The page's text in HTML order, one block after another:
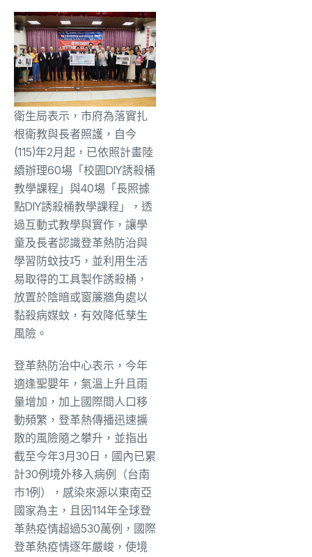
衛生局表示，市府為落實扎
根衛教與長者照護，自今
(115)年2月起，已依照計畫陸
續辦理60場「校園DIY誘殺桶
教學課程」與40場「長照據
點DIY誘殺桶教學課程」，透
過互動式教學與實作，讓學
童及長者認識登革熱防治與
學習防蚊技巧，並利用生活
易取得的工具製作誘殺桶，
放置於陰暗或窗簾牆角處以
黏殺病媒蚊，有效降低孳生
風險。
登革熱防治中心表示，今年
適逢聖嬰年，氣溫上升且雨
量增加，加上國際間人口移
動頻繁，登革熱傳播迅速擴
散的風險隨之攀升，並指出
截至今年3月30日，國內已累
計30例境外移入病例（台南
市1例），感染來源以東南亞
國家為主，且因114年全球登
革熱疫情超過530萬例，國際
登革熱疫情逐年嚴峻，使境